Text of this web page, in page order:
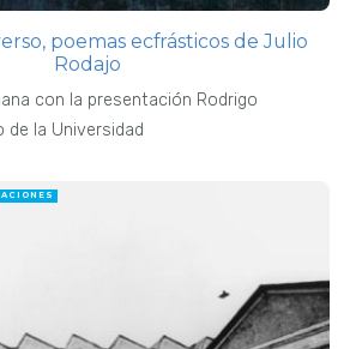
poemas ecfrásticos de Julio
Rodajo
con la presentación Rodrigo
de la Universidad